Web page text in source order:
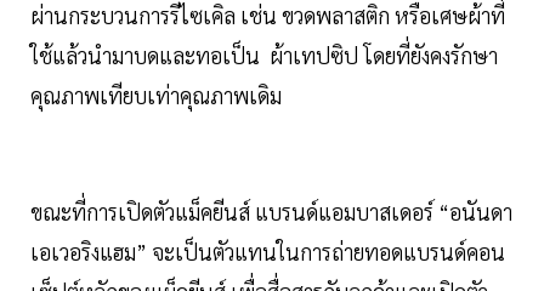
ผ่านกระบวนการรีไซเคิล เช่น ขวดพลาสติก หรือเศษผ้าที่
ใช้แล้วนำมาบดและทอเป็น ผ้าเทปซิป โดยที่ยังคงรักษา
คุณภาพเทียบเท่าคุณภาพเดิม
ขณะที่การเปิดตัวแม็คยีนส์ แบรนด์แอมบาสเดอร์ “อนันดา
เอเวอริงแฮม” จะเป็นตัวแทนในการถ่ายทอดแบรนด์คอน